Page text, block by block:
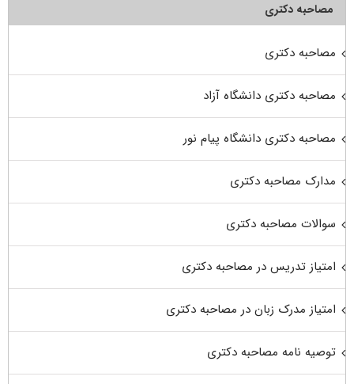
مصاحبه دکتری
مصاحبه دکتری
مصاحبه دکتری دانشگاه آزاد
مصاحبه دکتری دانشگاه پیام نور
مدارک مصاحبه دکتری
سوالات مصاحبه دکتری
امتیاز تدریس در مصاحبه دکتری
امتیاز مدرک زبان در مصاحبه دکتری
توصیه نامه مصاحبه دکتری